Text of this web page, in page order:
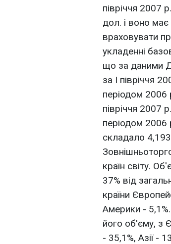
півріччя 2007
дол. і воно
враховувати
укладенні
що за даними
за І півріччя
періодом 2006
півріччя 2007
періодом 2006
складало
країн світу.
37% від
країни
Америки -
його об'єму, з
- 35,1%, Азії -